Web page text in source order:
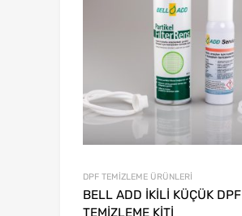
DPF TEMİZLEME ÜRÜNLERİ
BELL ADD İKİLİ KÜÇÜK DPF
TEMİZLEME KİTİ